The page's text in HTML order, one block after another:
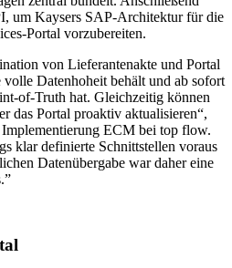
um Kaysers SAP-Architektur für die
Portal vorzubereiten.
von Lieferantenakte und Portal
volle Datenhoheit behält und ab sofort
of-Truth hat. Gleichzeitig können
das Portal proaktiv aktualisieren“,
ECM bei top flow.
klar definierte Schnittstellen voraus
Datenübergabe war daher eine